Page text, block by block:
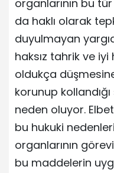
organlarının bu
da haklı olarak
duyulmayan
haksız tahrik ve iyi
oldukça
korunup
neden oluyor.
bu hukuki
organlarının
bu maddelerin